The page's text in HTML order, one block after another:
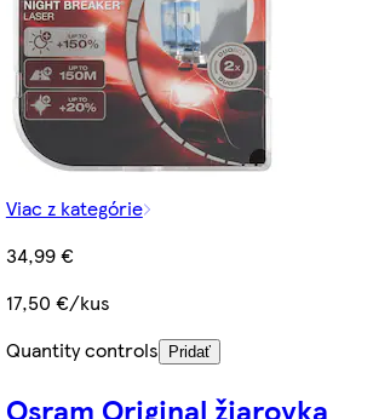
Viac z kategórie
34,99 €
17,50 €/kus
Quantity controls
Pridať
Osram Original žiarovka